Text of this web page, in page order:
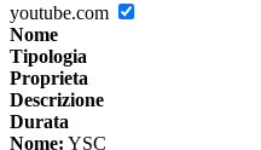
youtube.com
Nome
Tipologia
Proprieta
Descrizione
Durata
Nome: YSC